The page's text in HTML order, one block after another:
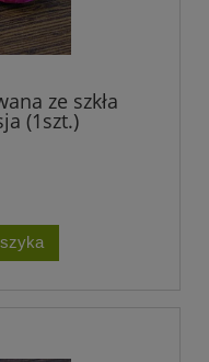
ze szkła
(1szt.)